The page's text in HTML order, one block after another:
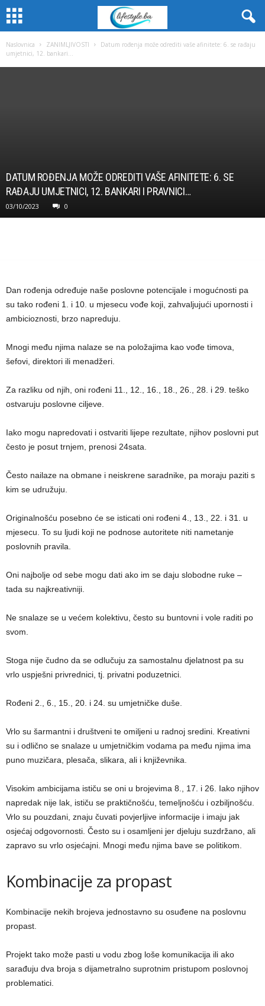
Naslovnica ZANIMLJIVOSTI
Datum rođenja može odrediti vaše afinitete: 6. se rađaju
umjetnici, 12. bankari...
DATUM ROĐENJA MOŽE ODREDITI VAŠE AFINITETE: 6. SE
RAĐAJU UMJETNICI, 12. BANKARI I PRAVNICI…
03/10/2023 0
Dan rođenja određuje naše poslovne potencijale i mogućnosti pa
su tako rođeni 1. i 10. u mjesecu vođe koji, zahvaljujući upornosti i
ambicioznosti, brzo napreduju.
Mnogi među njima nalaze se na položajima kao vođe timova,
šefovi, direktori ili menadžeri.
Za razliku od njih, oni rođeni 11., 12., 16., 18., 26., 28. i 29. teško
ostvaruju poslovne ciljeve.
Iako mogu napredovati i ostvariti lijepe rezultate, njihov poslovni put
često je posut trnjem, prenosi 24sata.
Često nailaze na obmane i neiskrene saradnike, pa moraju paziti s
kim se udružuju.
Originalnošću posebno će se isticati oni rođeni 4., 13., 22. i 31. u
mjesecu. To su ljudi koji ne podnose autoritete niti nametanje
poslovnih pravila.
Oni najbolje od sebe mogu dati ako im se daju slobodne ruke –
tada su najkreativniji.
Ne snalaze se u većem kolektivu, često su buntovni i vole raditi po
svom.
Stoga nije čudno da se odlučuju za samostalnu djelatnost pa su
vrlo uspješni privrednici, tj. privatni poduzetnici.
Rođeni 2., 6., 15., 20. i 24. su umjetničke duše.
Vrlo su šarmantni i društveni te omiljeni u radnoj sredini. Kreativni
su i odlično se snalaze u umjetničkim vodama pa među njima ima
puno muzičara, plesača, slikara, ali i književnika.
Visokim ambicijama ističu se oni u brojevima 8., 17. i 26. Iako njihov
napredak nije lak, ističu se praktičnošću, temeljnošću i ozbiljnošću.
Vrlo su pouzdani, znaju čuvati povjerljive informacije i imaju jak
osjećaj odgovornosti. Često su i osamljeni jer djeluju suzdržano, ali
zapravo su vrlo osjećajni. Mnogi među njima bave se politikom.
Kombinacije za propast
Kombinacije nekih brojeva jednostavno su osuđene na poslovnu
propast.
Projekt tako može pasti u vodu zbog loše komunikacija ili ako
sarađuju dva broja s dijametralno suprotnim pristupom poslovnoj
problematici.